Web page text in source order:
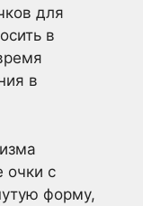
для
в
в
очки с
форму,